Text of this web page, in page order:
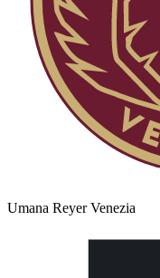
Umana Reyer Venezia